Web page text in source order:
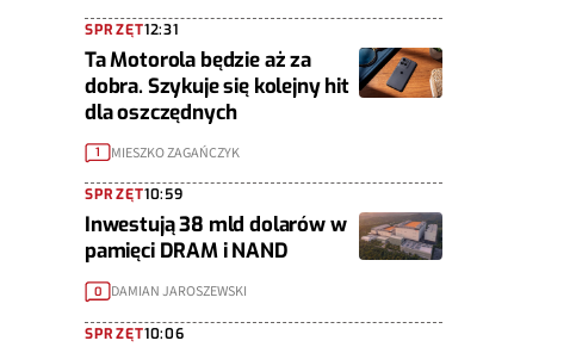
SPRZĘT12:31
Ta Motorola będzie aż za
dobra. Szykuje się kolejny hit
dla oszczędnych
1 MIESZKO ZAGAŃCZYK
SPRZĘT10:59
Inwestują 38 mld dolarów w
pamięci DRAM i NAND
0 DAMIAN JAROSZEWSKI
SPRZĘT10:06